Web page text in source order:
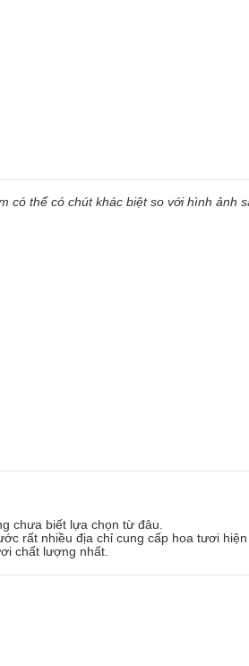
có thể có chút khác biệt so với hình ảnh
chưa biết lựa chọn từ đâu.
rất nhiều địa chỉ cung cấp hoa tươi hiện
chất lượng nhất.